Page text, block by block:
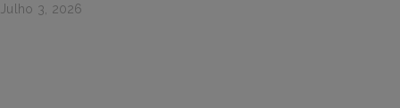
Julho 3, 2026